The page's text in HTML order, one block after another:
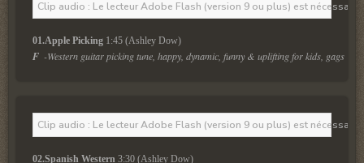
Clip audio : Le lecteur Adobe Flash (version 9 ou plus) est
01.Apple Picking 1:45 (Ashley Dow)
F -Western guitar picking tune, happy, dynamic, funny & uplifting for kids, gags &
Clip audio : Le lecteur Adobe Flash (version 9 ou plus) est
02.Spanish Western 3:30 (Ashley Dow)